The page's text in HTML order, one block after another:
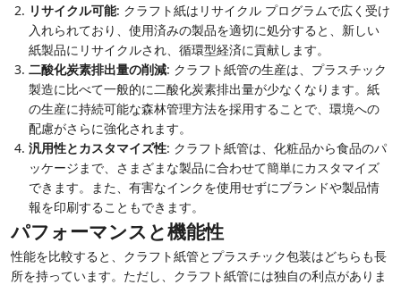
リサイクル可能: クラフト紙はリサイクル プログラムで広く受け
入れられており、使用済みの製品を適切に処分すると、新しい
紙製品にリサイクルされ、循環型経済に貢献します。
二酸化炭素排出量の削減: クラフト紙管の生産は、プラスチック
製造に比べて一般的に二酸化炭素排出量が少なくなります。紙
の生産に持続可能な森林管理方法を採用することで、環境への
配慮がさらに強化されます。
汎用性とカスタマイズ性: クラフト紙管は、化粧品から食品のパ
ッケージまで、さまざまな製品に合わせて簡単にカスタマイズ
できます。また、有害なインクを使用せずにブランドや製品情
報を印刷することもできます。
パフォーマンスと機能性
性能を比較すると、クラフト紙管とプラスチック包装はどちらも長
所を持っています。ただし、クラフト紙管には独自の利点がありま